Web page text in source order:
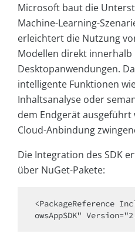
Microsoft baut die
Machine-Learning-
erleichtert die Nutzung
Modellen direkt innerhalb
Desktopanwendungen.
intelligente Funktionen
Inhaltsanalyse oder
dem Endgerät
Cloud-Anbindung
Die Integration des SDK
über NuGet-Pakete:
<PackageReference